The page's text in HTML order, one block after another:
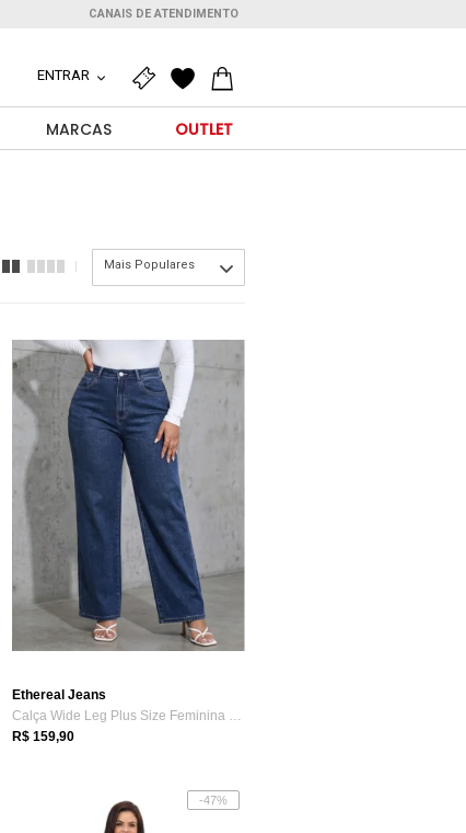
CANAIS DE ATENDIMENTO
ENTRAR
MARCAS OUTLET
Mais Populares
Ethereal Jeans
Calça Wide Leg Plus Size Feminina Jeans ...
R$ 159,90
-47%